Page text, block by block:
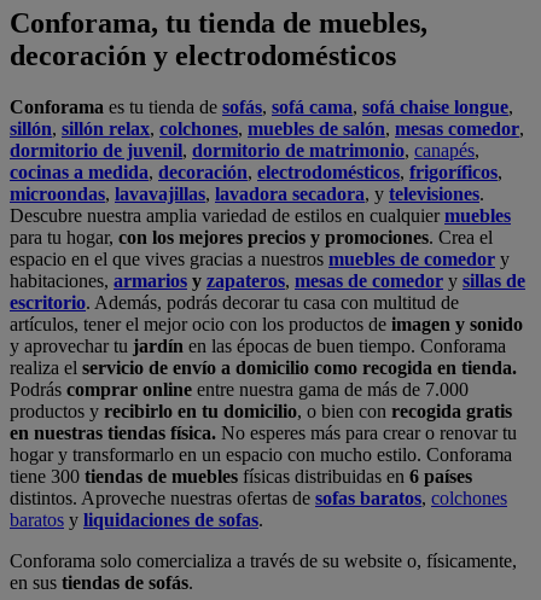
Conforama, tu tienda de muebles,
decoración y electrodomésticos
Conforama es tu tienda de sofás, sofá cama, sofá chaise longue,
sillón, sillón relax, colchones, muebles de salón, mesas comedor,
dormitorio de juvenil, dormitorio de matrimonio, canapés,
cocinas a medida, decoración, electrodomésticos, frigoríficos,
microondas, lavavajillas, lavadora secadora, y televisiones.
Descubre nuestra amplia variedad de estilos en cualquiermuebles
para tu hogar, con los mejores precios y promociones. Crea el
espacio en el que vives gracias a nuestros muebles de comedor y
habitaciones, armarios y zapateros, mesas de comedor y sillas de
escritorio. Además, podrás decorar tu casa con multitud de
artículos, tener el mejor ocio con los productos de imagen y sonido
y aprovechar tu jardín en las épocas de buen tiempo. Conforama
realiza el servicio de envío a domicilio como recogida en tienda.
Podrás comprar online entre nuestra gama de más de 7.000
productos y recibirlo en tu domicilio, o bien con recogida gratis
en nuestras tiendas física. No esperes más para crear o renovar tu
hogar y transformarlo en un espacio con mucho estilo. Conforama
tiene 300 tiendas de muebles físicas distribuidas en 6 países
distintos. Aproveche nuestras ofertas de sofas baratos, colchones
baratos y liquidaciones de sofas.
Conforama solo comercializa a través de su website o, físicamente,
en sus tiendas de sofás.